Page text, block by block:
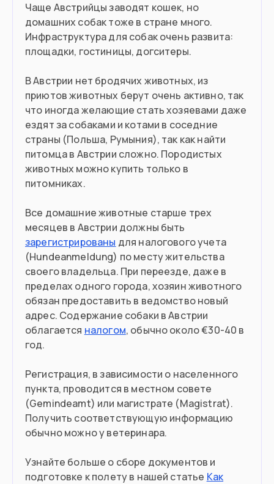
Подробнее о получении визы на сайте
посольства Австриив Москве. Документы
можно подать только по предварительной
записи.
Как оформить туристический шенген можно
прочитатьв нашем материале на сайте .
Население 9.1
Подойдет вам если
Вы работаете удаленно
Хотите поступить в вуз
Вы ученый и хотите сотрудничать с
местными центрами
Вы знаете немецкий и ищете работу в
Европе
Въезд в страну
Виза Нужна виза
Чаще Австрийцы заводят кошек, но
домашних собак тоже в стране много.
Инфраструктура для собак очень развита:
площадки, гостиницы, догситеры.
В Австрии нет бродячих животных, из
приютов животных берут очень активно, так
что иногда желающие стать хозяевами даже
ездят за собаками и котами в соседние
страны (Польша, Румыния), так как найти
питомца в Австрии сложно. Породистых
животных можно купить только в
питомниках.
Все домашние животные старше трех
месяцев в Австрии должны быть
зарегистрированы для налогового учета
(Hundeanmeldung) по месту жительства
своего владельца. При переезде, даже в
пределах одного города, хозяин животного
обязан предоставить в ведомство новый
адрес. Содержание собаки в Австрии
облагается налогом, обычно около €30-40 в
год.
Регистрация, в зависимости о населенного
пункта, проводится в местном совете
(Gemindeamt) или магистрате (Magistrat).
Получить соответствующую информацию
обычно можно у ветеринара.
Узнайте больше о сборе документов и
подготовке к полету в нашей статье Как